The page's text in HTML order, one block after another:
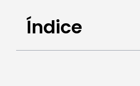
Índice